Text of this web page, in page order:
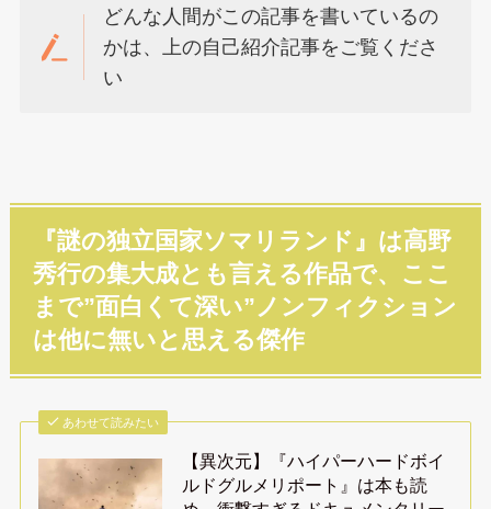
どんな人間がこの記事を書いているの
かは、上の自己紹介記事をご覧くださ
い
『謎の独立国家ソマリランド』は高野
秀行の集大成とも言える作品で、ここ
まで”面白くて深い”ノンフィクション
は他に無いと思える傑作
あわせて読みたい
【異次元】『ハイパーハードボイ
ルドグルメリポート』は本も読